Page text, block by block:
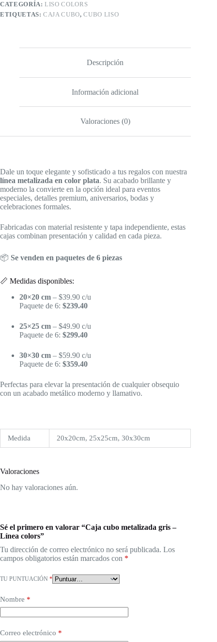
CATEGORÍA:LISO COLORS
ETIQUETAS:CAJA CUBO,CUBO LISO
Descripción
Información adicional
Valoraciones (0)
Dale un toque elegante y sofisticado a tus regalos con nuestra
línea metalizada en color plata. Su acabado brillante y
moderno la convierte en la opción ideal para eventos
especiales, detalles premium, aniversarios, bodas y
celebraciones formales.
Fabricadas con material resistente y tapa independiente, estas
cajas combinan presentación y calidad en cada pieza.
📦 Se venden en paquetes de 6 piezas
📏 Medidas disponibles:
20×20 cm – $39.90 c/u
Paquete de 6: $239.40
25×25 cm – $49.90 c/u
Paquete de 6: $299.40
30×30 cm – $59.90 c/u
Paquete de 6: $359.40
Perfectas para elevar la presentación de cualquier obsequio
con un acabado metálico moderno y llamativo.
Medida 20x20cm, 25x25cm, 30x30cm
Valoraciones
No hay valoraciones aún.
Sé el primero en valorar “Caja cubo metalizada gris –
Línea colors”
Tu dirección de correo electrónico no será publicada. Los
campos obligatorios están marcados con *
TU PUNTUACIÓN *
Nombre *
Correo electrónico *